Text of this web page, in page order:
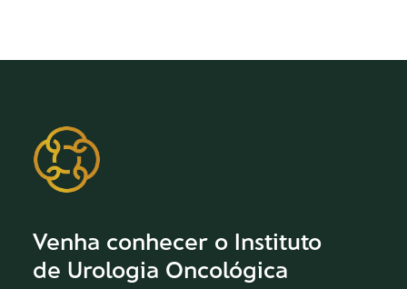
Venha conhecer o Instituto
de Urologia Oncológica